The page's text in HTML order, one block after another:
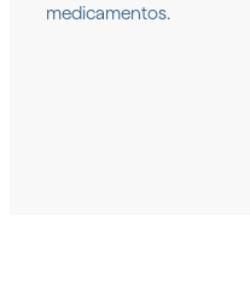
medicamentos.